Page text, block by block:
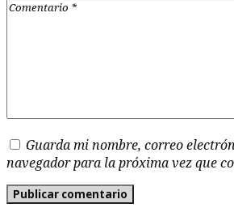
Guarda mi nombre, correo
navegador para la próxima vez que